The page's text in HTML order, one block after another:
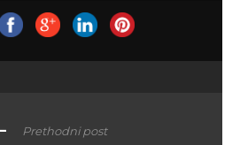
Prethodni post